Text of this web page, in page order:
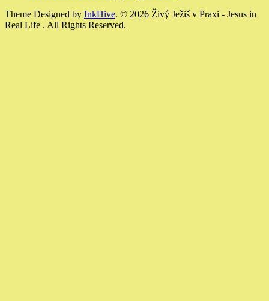
Theme Designed by InkHive. © 2026 Živý Ježiš v Praxi - Jesus in
Real Life . All Rights Reserved.